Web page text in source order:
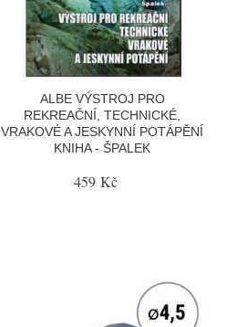
ALBE VÝSTROJ PRO
REKREAČNÍ, TECHNICKÉ,
VRAKOVÉ A JESKYNNÍ POTÁPĚNÍ
KNIHA - ŠPALEK
459 Kč